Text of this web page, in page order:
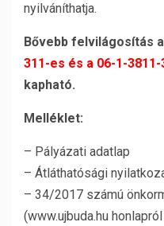
nyilváníthatja.
Bővebb felvilágosítás
311-es és a 06-1-
kapható.
Melléklet:
– Pályázati adatlap
– Átláthatósági
– 34/2017 számú
(www.ujbuda.hu